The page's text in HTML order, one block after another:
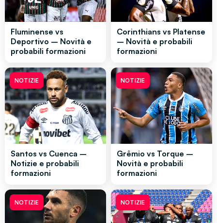
Fluminense vs
Deportivo – Novità e
probabili formazioni
Corinthians vs Platense
– Novità e probabili
formazioni
NOTIZIE
Santos vs Cuenca –
Notizie e probabili
formazioni
NOTIZIE
Grêmio vs Torque –
Novità e probabili
formazioni
NOTIZIE NOTIZIE